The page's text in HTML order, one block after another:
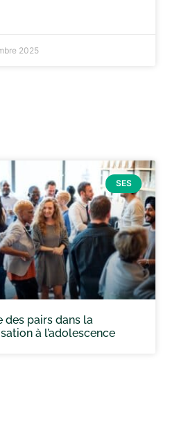
2025
SES
des pairs dans la
à l’adolescence